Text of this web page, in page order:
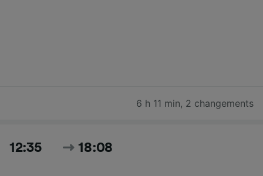
6 h 11 min, 2 changements
12:35 18:08